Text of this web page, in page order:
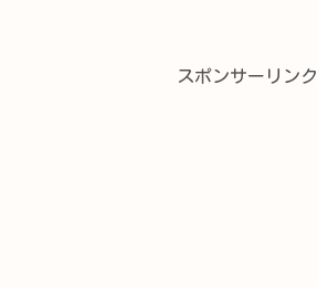
スポンサーリンク